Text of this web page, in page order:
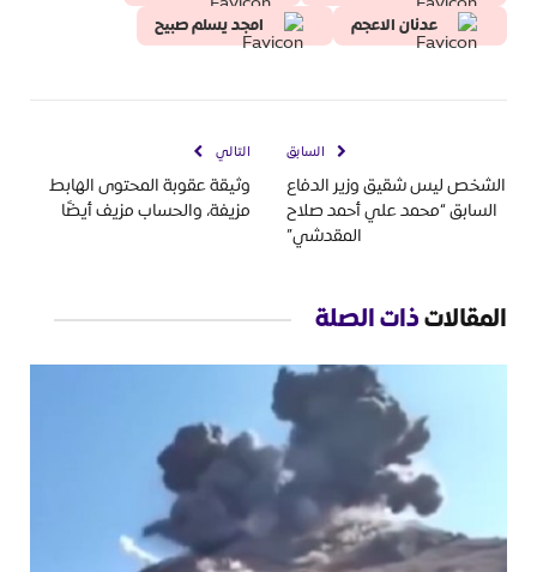
عدنان الاعجم
امجد يسلم صبيح
السابق
الشخص ليس شقيق وزير الدفاع
السابق “محمد علي أحمد صلاح
المقدشي”
التالي
وثيقة عقوبة المحتوى الهابط
مزيفة، والحساب مزيف أيضًا
المقالاتذات الصلة